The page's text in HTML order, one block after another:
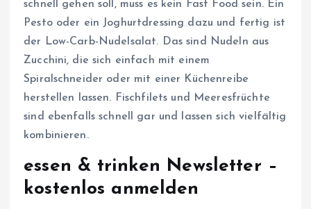
schnell gehen soll, muss es kein Fast Food sein. Ein
Pesto oder ein Joghurtdressing dazu und fertig ist
der Low-Carb-Nudelsalat. Das sind Nudeln aus
Zucchini, die sich einfach mit einem
Spiralschneider oder mit einer Küchenreibe
herstellen lassen. Fischfilets und Meeresfrüchte
sind ebenfalls schnell gar und lassen sich vielfältig
kombinieren.
essen & trinken Newsletter –
kostenlos anmelden